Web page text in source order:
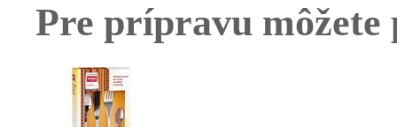
Pre prípravu